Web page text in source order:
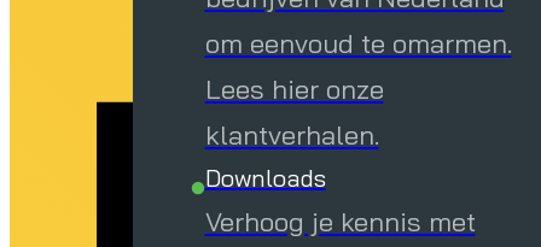
om eenvoud te omarmen.
Lees hier onze
klantverhalen.
Downloads
Verhoog je kennis met